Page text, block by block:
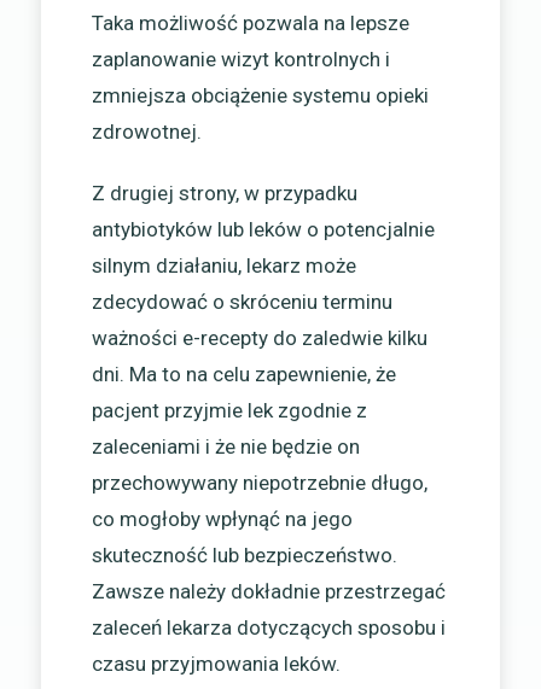
Taka możliwość pozwala na lepsze
zaplanowanie wizyt kontrolnych i
zmniejsza obciążenie systemu opieki
zdrowotnej.
Z drugiej strony, w przypadku
antybiotyków lub leków o potencjalnie
silnym działaniu, lekarz może
zdecydować o skróceniu terminu
ważności e-recepty do zaledwie kilku
dni. Ma to na celu zapewnienie, że
pacjent przyjmie lek zgodnie z
zaleceniami i że nie będzie on
przechowywany niepotrzebnie długo,
co mogłoby wpłynąć na jego
skuteczność lub bezpieczeństwo.
Zawsze należy dokładnie przestrzegać
zaleceń lekarza dotyczących sposobu i
czasu przyjmowania leków.